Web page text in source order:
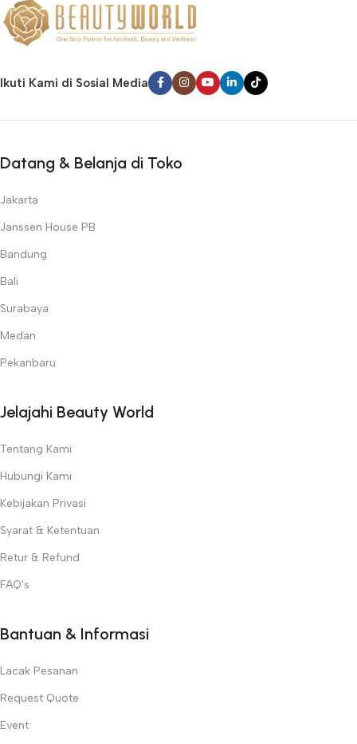
Ikuti Kami di Sosial Media
Datang & Belanja di Toko
Jakarta
Janssen House PB
Bandung
Bali
Surabaya
Medan
Pekanbaru
Jelajahi Beauty World
Tentang Kami
Hubungi Kami
Kebijakan Privasi
Syarat & Ketentuan
Retur & Refund
FAQ's
Bantuan & Informasi
Lacak Pesanan
Request Quote
Event